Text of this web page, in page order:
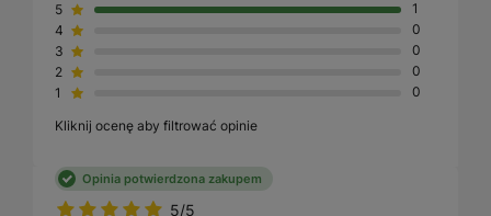
5
1
4
0
3
0
2
0
1
0
Kliknij ocenę aby filtrować opinie
5/5
Opinia potwierdzona zakupem